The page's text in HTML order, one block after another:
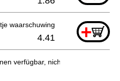
waarschuwing +
4.41
verfügbar, nicht bestellbar